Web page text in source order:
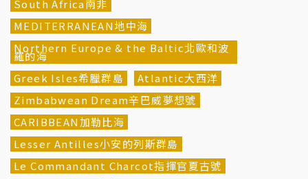
South Africa南非
MEDITERRANEAN地中海
Northern Europe & the Baltic北歐和波
羅的海
Greek Isles希臘群島
Atlantic大西洋
Zimbabwean Dream辛巴威夢想號
CARIBBEAN加勒比海
Lesser Antilles小安的列斯群島
Le Commandant Charcot指揮官夏古號